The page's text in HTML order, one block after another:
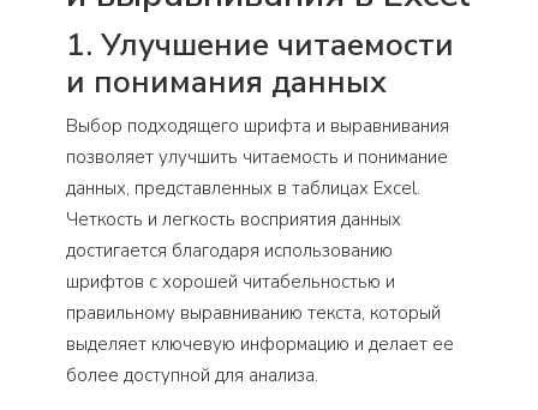
1. Улучшение читаемости
и понимания данных
Выбор подходящего шрифта и выравнивания
позволяет улучшить читаемость и понимание
данных, представленных в таблицах Excel.
Четкость и легкость восприятия данных
достигается благодаря использованию
шрифтов с хорошей читабельностью и
правильному выравниванию текста, который
выделяет ключевую информацию и делает ее
более доступной для анализа.